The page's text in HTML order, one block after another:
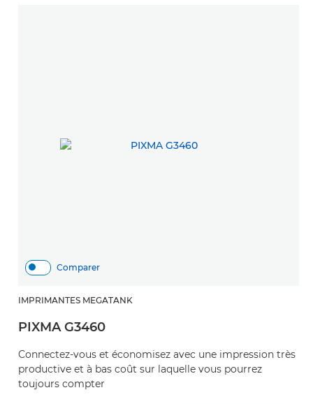
Comparer
IMPRIMANTES MEGATANK
PIXMA G3460
Connectez-vous et économisez avec une impression très
productive et à bas coût sur laquelle vous pourrez
toujours compter